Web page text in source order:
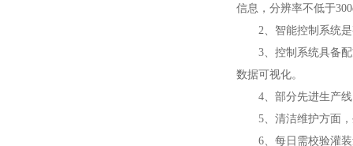
信息，分辨率不低于
2、智能控制系统是
3、控制系统具备配
数据可视化。
4、部分先进生产线
5、清洁维护方面，
6、每日需校验灌装